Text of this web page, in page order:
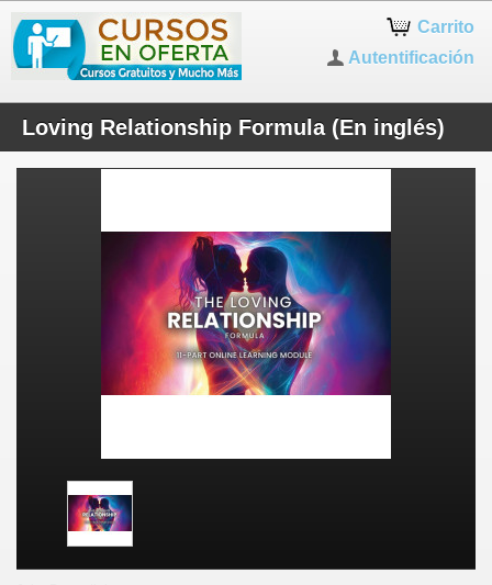
Carrito
Autentificación
Loving Relationship Formula (En inglés)